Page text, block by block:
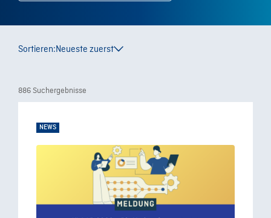
Sortieren:Neueste zuerst
886 Suchergebnisse
NEWS